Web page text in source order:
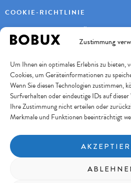
Zustimmung
Um Ihnen ein optimales Erlebnis zu bieten,
Cookies, um Geräteinformationen zu
Wenn Sie diesen Technologien zustimmen,
Surfverhalten oder eindeutige IDs auf
Ihre Zustimmung nicht erteilen oder
Merkmale und Funktionen beeinträchtigt
COOKIE-RICHTLINIE
DATENSCHUTZERKLÄRUNG
KAYBEE AG
TURBENWEG 9
3073 GÜMLIGEN
+41 31 951 11 10
INFO@BOBUXSCHWEIZ.CH
FOLGE UNS